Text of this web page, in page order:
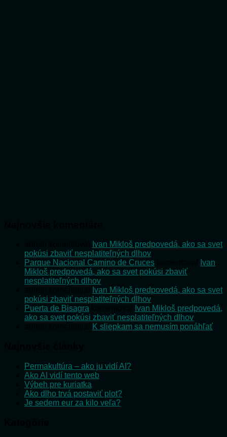
Ivan Mikloš predpovedá, ako sa svet
pokúsi zbaviť nesplatiteľných dlhov
Parque Nacional Camino de Cruces
Ivan
Mikloš predpovedá, ako sa svet pokúsi zbaviť
nesplatiteľných dlhov
Ivan Mikloš predpovedá, ako sa svet
pokúsi zbaviť nesplatiteľných dlhov
Puerta de Bisagra
Ivan Mikloš predpovedá,
ako sa svet pokúsi zbaviť nesplatiteľných dlhov
K sliepkam sa nemusím ponáhľať
Permakultúra – ako ju vidí AI?
Ako AI vidí tento web
Výbeh pre kuriatka
Ako dlho trvá postaviť plot?
Je sedem eur za kilo veľa?